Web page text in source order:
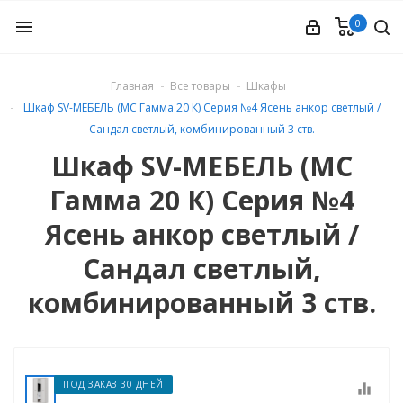
menu 0
Главная Все товары
Шкафы
Шкаф SV-МЕБЕЛЬ (МС Гамма 20 К) Серия №4 Ясень анкор светлый /
Сандал светлый, комбинированный 3 ств.
Шкаф SV-МЕБЕЛЬ (МС
Гамма 20 К) Серия №4
Ясень анкор светлый /
Сандал светлый,
комбинированный 3 ств.
ПОД ЗАКАЗ 30 ДНЕЙ equalizer